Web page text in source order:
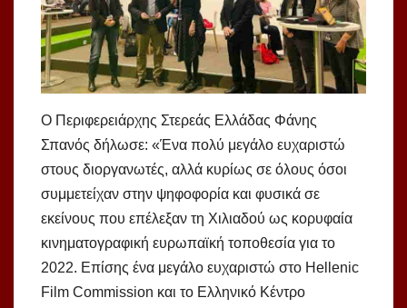
Ο Περιφερειάρχης Στερεάς Ελλάδας Φάνης
Σπανός δήλωσε: «Ένα πολύ μεγάλο ευχαριστώ
στους διοργανωτές, αλλά κυρίως σε όλους όσοι
συμμετείχαν στην ψηφοφορία και φυσικά σε
εκείνους που επέλεξαν τη Χιλιαδού ως κορυφαία
κινηματογραφική ευρωπαϊκή τοποθεσία για το
2022. Επίσης ένα μεγάλο ευχαριστώ στο Hellenic
Film Commission και το Ελληνικό Κέντρο